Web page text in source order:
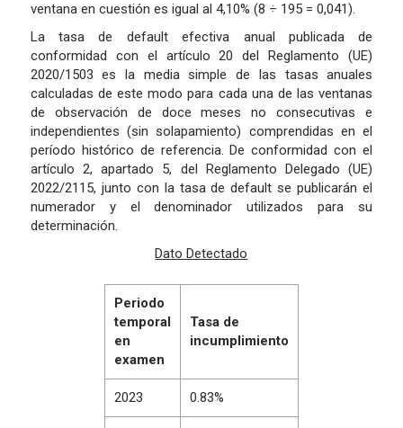
ventana en cuestión es igual al 4,10% (8 ÷ 195 = 0,041).
La tasa de default efectiva anual publicada de
conformidad con el artículo 20 del Reglamento (UE)
2020/1503 es la media simple de las tasas anuales
calculadas de este modo para cada una de las ventanas
de observación de doce meses no consecutivas e
independientes (sin solapamiento) comprendidas en el
período histórico de referencia. De conformidad con el
artículo 2, apartado 5, del Reglamento Delegado (UE)
2022/2115, junto con la tasa de default se publicarán el
numerador y el denominador utilizados para su
determinación.
Dato Detectado
Periodo
temporal
en
examen
Tasa de
incumplimiento
2023 0.83%